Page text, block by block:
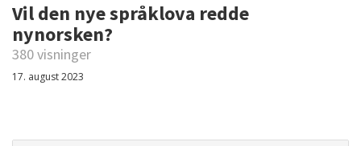
Vil den nye språklova redde
nynorsken?
380 visninger
17. august 2023